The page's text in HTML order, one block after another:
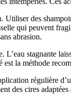
des
qui peuvent
abrasion.
L’eau stagnante
la méthode
régulière
des cires